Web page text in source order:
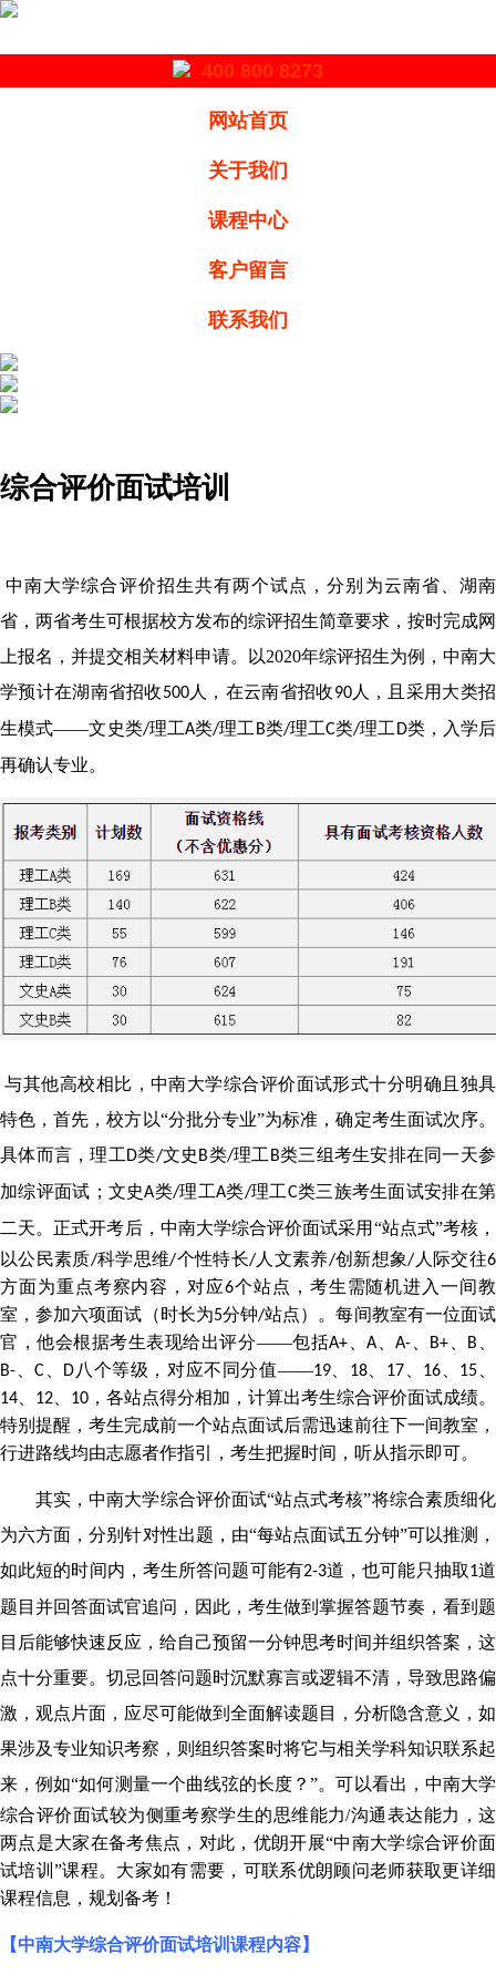
400 800 8273
网站首页
关于我们
课程中心
客户留言
联系我们
综合评价面试培训
中南大学综合评价招生共有两个试点，分别为云南省、湖南
省，两省考生可根据校方发布的综评招生简章要求，按时完成网
上报名，并提交相关材料申请。以2020年综评招生为例，中南大
学预计在湖南省招收500人，在云南省招收90人，且采用大类招
生模式——文史类/理工A类/理工B类/理工C类/理工D类，入学后
再确认专业。
与其他高校相比，中南大学综合评价面试形式十分明确且独具
特色，首先，校方以“分批分专业”为标准，确定考生面试次序。
具体而言，理工D类/文史B类/理工B类三组考生安排在同一天参
加综评面试；文史A类/理工A类/理工C类三族考生面试安排在第
二天。 正式开考后，中南大学综合评价面试采用 “站点式”考核，
以公民素质/科学思维/个性特长/人文素养/创新想象/ 人际交往6
方面为重点考察内容，对应6个站点，考生需随机进入一间教
室，参加六项面试（时长为5分钟/站点）。每间教室有一位面试
官，他会根据考生表现给出评分——包括A+ 、A 、A- B+ B
B- 、C D八个等级，对应不同分值——19、 18、 17 16 15
14 12 10 ，各站点得分相加，计算出考生综合评价面试成绩。
特别提醒，考生完成前一个站点面试后需迅速前往下一间教室，
行进路线均由志愿者作指引，考生把握时间，听从指示即可。
其实，中南大学综合评价面试“站点式考核”将综合素质细化
为六方面，分别针对性出题，由“每站点面试五分钟”可以推测，
如此短的时间内，考生所答问题可能有2-3道，也可能只抽取1道
题目并回答面试官追问，因此，考生做到掌握答题节奏，看到题
目后能够快速反应，给自己预留一分钟思考时间并组织答案，这
点十分重要。切忌回答问题时沉默寡言或逻辑不清，导致思路偏
激，观点片面，应尽可能做到全面解读题目，分析隐含意义，如
果涉及专业知识考察，则组织答案时将它与相关学科知识联系起
来，例如“如何测量一个曲线弦的长度？”。可以看出，中南大学
综合评价面试较为侧重考察学生的思维能力/沟通表达能力，这
两点是大家在备考焦点，对此，优朗开展“中南大学综合评价面
试培训”课程。大家如有需要，可联系优朗顾问老师获取更详细
课程信息，规划备考！
【中南大学综合评价面试培训课程内容】